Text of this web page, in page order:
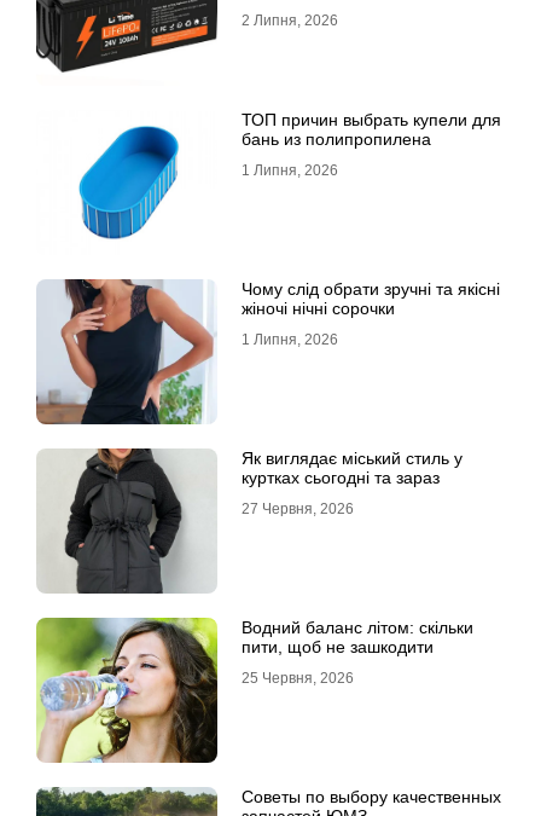
2 Липня, 2026
ТОП причин выбрать купели для
бань из полипропилена
1 Липня, 2026
Чому слід обрати зручні та якісні
жіночі нічні сорочки
1 Липня, 2026
Як виглядає міський стиль у
куртках сьогодні та зараз
27 Червня, 2026
Водний баланс літом: скільки
пити, щоб не зашкодити
25 Червня, 2026
Советы по выбору качественных